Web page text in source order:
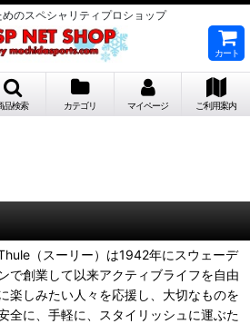
のスペシャリティプロショップ
カート
品検索 カテゴリ マイページ ご利用案内
（スーリー）は1942年にスウェーデ
ンで創業して以来アクティブライフを自由
楽しみたい人々を応援し、大切なものを
全に、手軽に、スタイリッシュに運ぶた